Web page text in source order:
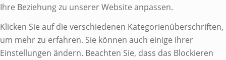
Ihre Beziehung zu unserer Website anpassen.
Klicken Sie auf die verschiedenen Kategorienüberschriften,
um mehr zu erfahren. Sie können auch einige Ihrer
Einstellungen ändern. Beachten Sie, dass das Blockieren